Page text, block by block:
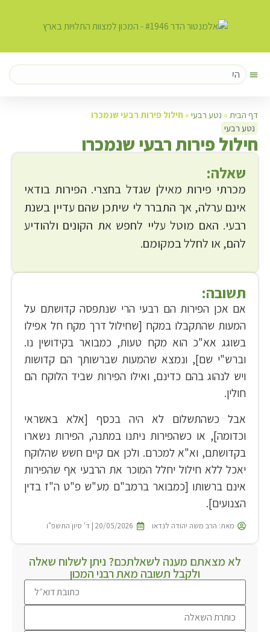
דף הבית » נטע רבעי » חילול פירות רבעי שנמכרו
נטע רבעי
חילול פירות רבעי שנמכרו
שאלה:
מכרתי פירות מאילן שגדל בחצרי. הפירות בודאי
אינם ערלה, אך התברר לי שיתכן שהם עדיין בשנת
רבעי. האם מוטל עליי לחפש את הקונים ולהודיע
להם, או לחלל במקומם.
תשובה:
אם אכן הפירות הם רבעי הרי שנתפסה קדושתם על
המעות שהתקבלו במקח [שחילול דרך מקח חל אפילו
בשוגג אא"כ הוא מקח טעות, כמבואר בקידושין נו.
וברש"י שם], ונמצא שהמעות שברשותך הם קדושות
ויש לנהוג בהם כדינם, ואילו הפירות שביד הלוקח הם
חולין.
אבל כשהתשלום לא היה בכסף [אלא באשראי
וכדומה], או כשהפירות ניתנו במתנה, הפירות נשארו
בקדושתם, וא"א למכרם. ולכן אם קיים חשש שהלוקח
יאכל ללא חילול יחלל המוכר את הרבעי אף שהפירות
אינם ברשותו [כמבואר ברמב"ם מע"ש פ"ט ה"ז בדין
הצנועים].
מאת: הרב משה יהודה לנדאו 20/05/2026 | ד' סיון התשפ"ו
לא מצאתם מענה לשאלתכם? ניתן לשלוח שאלה
ולקבל תשובה מאת רבני המכון